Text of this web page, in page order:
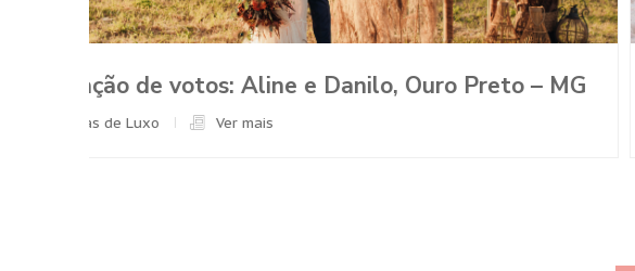
Como planejar o casamento durante a Pandemia?
Noivinhas de Luxo